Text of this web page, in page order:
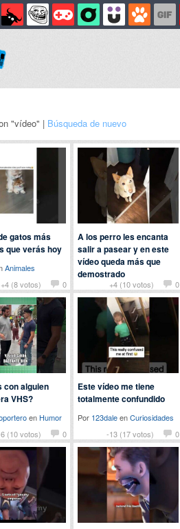
"vídeo" | Búsqueda de nuevo
+4 (8 votos) 0
gatos más
que verás hoy
Animales
+4 (10 votos)
0
A los perro les encanta
salir a pasear y en este
vídeo queda más que
demostrado
PorladeflixenAnimales
(10 votos) 0
con alguien
VHS?
en Humor
-13 (17 votos)
0
Este vídeo me tiene
totalmente confundido
Por 123daleenCuriosidades